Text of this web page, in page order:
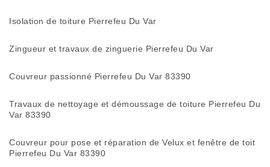
Isolation de toiture Pierrefeu Du Var
Zingueur et travaux de zinguerie Pierrefeu Du Var
Couvreur passionné Pierrefeu Du Var 83390
Travaux de nettoyage et démoussage de toiture Pierrefeu Du
Var 83390
Couvreur pour pose et réparation de Velux et fenêtre de toit
Pierrefeu Du Var 83390